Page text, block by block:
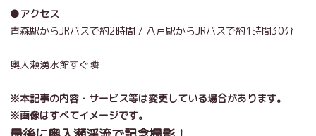
●アクセス
青森駅からJRバスで約2時間 / 八戸駅からJRバスで約1時間30分
奥入瀬湧水館すぐ隣
※本記事の内容・サービス等は変更している場合があります。
※画像はすべてイメージです。